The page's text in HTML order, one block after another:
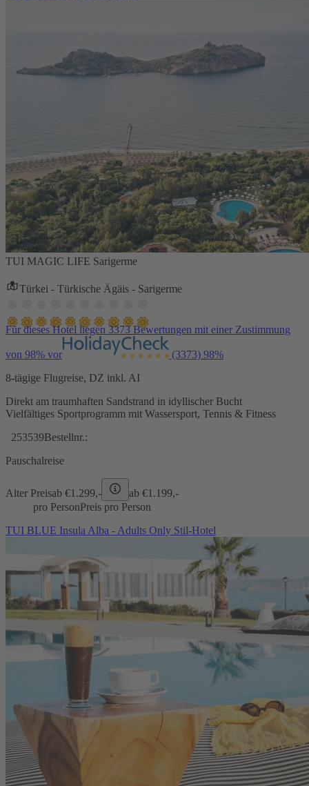
TUI MAGIC LIFE Sarigerme
Türkei - Türkische Ägäis - Sarigerme
Für dieses Hotel liegen 3373 Bewertungen mit einer Zustimmung
von 98% vor (3373) 98%
8-tägige Flugreise, DZ inkl. AI
Direkt am traumhaften Sandstrand in idyllischer Bucht
Vielfältiges Sportprogramm mit Wassersport, Tennis & Fitness
253539Bestellnr.:
Pauschalreise
Alter Preisab €1.299,- ab €1.199,-
pro PersonPreis pro Person
TUI BLUE Insula Alba - Adults Only Stil-Hotel